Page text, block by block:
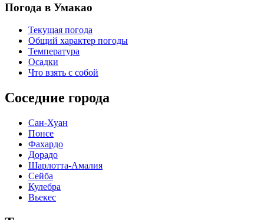
Погода в Умакао
Текущая погода
Общий характер погоды
Температура
Осадки
Что взять с собой
Соседние города
Сан-Хуан
Понсе
Фахардо
Дорадо
Шарлотта-Амалия
Сейба
Кулебра
Вьекес